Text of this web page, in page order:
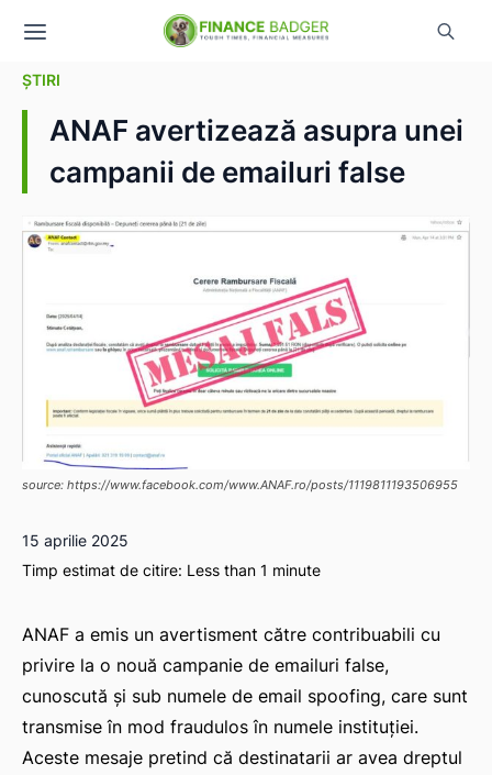
ȘTIRI
ANAF avertizează asupra unei
campanii de emailuri false
source: https://www.facebook.com/www.ANAF.ro/posts/1119811193506955
15 aprilie 2025
Timp estimat de citire: Less than 1 minute
ANAF a emis un avertisment către contribuabili cu
privire la o nouă campanie de emailuri false,
cunoscută și sub numele de email spoofing, care sunt
transmise în mod fraudulos în numele instituției.
Aceste mesaje pretind că destinatarii ar avea dreptul